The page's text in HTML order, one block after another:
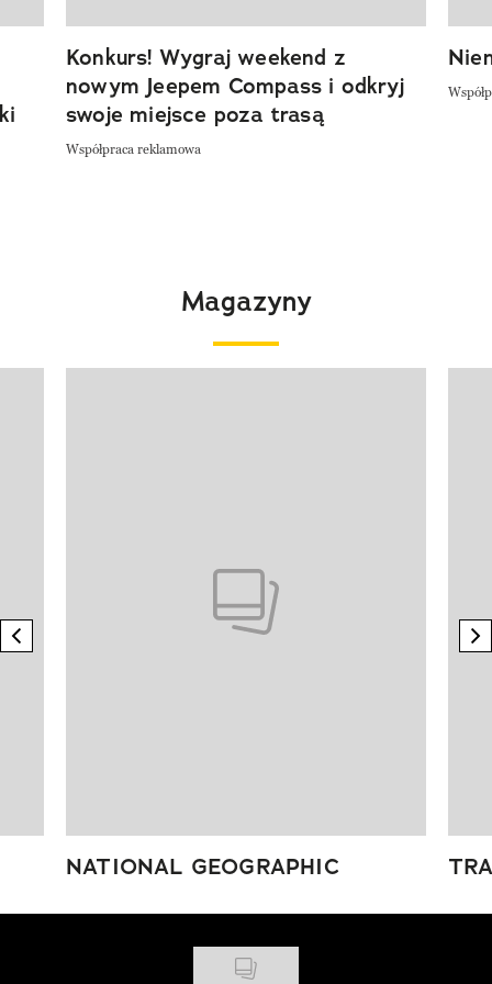
Konkurs! Wygraj weekend z
nowym Jeepem Compass i odkryj
swoje miejsce poza trasą
Współpraca reklamowa
Magazyny
previous element
NATIONAL GEOGRAPHIC